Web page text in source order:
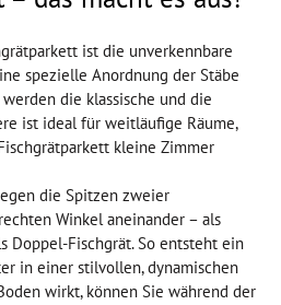
ist die unverkennbare
spezielle Anordnung der Stäbe
die klassische und die
ist ideal für weitläufige Räume,
kleine Zimmer
die Spitzen zweier
Winkel aneinander – als
Doppel-Fischgrät. So entsteht ein
in einer stilvollen, dynamischen
wirkt, können Sie während der